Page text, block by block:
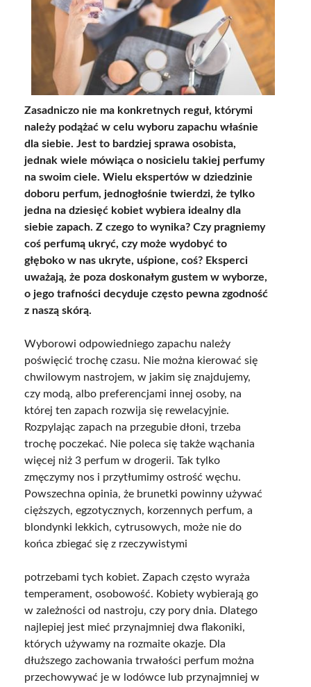
Zasadniczo nie ma konkretnych reguł, którymi
należy podążać w celu wyboru zapachu właśnie
dla siebie. Jest to bardziej sprawa osobista,
jednak wiele mówiąca o nosicielu takiej perfumy
na swoim ciele. Wielu ekspertów w dziedzinie
doboru perfum, jednogłośnie twierdzi, że tylko
jedna na dziesięć kobiet wybiera idealny dla
siebie zapach. Z czego to wynika? Czy pragniemy
coś perfumą ukryć, czy może wydobyć to
głęboko w nas ukryte, uśpione, coś? Eksperci
uważają, że poza doskonałym gustem w wyborze,
o jego trafności decyduje często pewna zgodność
z naszą skórą.
Wyborowi odpowiedniego zapachu należy
poświęcić trochę czasu. Nie można kierować się
chwilowym nastrojem, w jakim się znajdujemy,
czy modą, albo preferencjami innej osoby, na
której ten zapach rozwija się rewelacyjnie.
Rozpylając zapach na przegubie dłoni, trzeba
trochę poczekać. Nie poleca się także wąchania
więcej niż 3 perfum w drogerii. Tak tylko
zmęczymy nos i przytłumimy ostrość węchu.
Powszechna opinia, że brunetki powinny używać
cięższych, egzotycznych, korzennych perfum, a
blondynki lekkich, cytrusowych, może nie do
końca zbiegać się z rzeczywistymi
potrzebami tych kobiet. Zapach często wyraża
temperament, osobowość. Kobiety wybierają go
w zależności od nastroju, czy pory dnia. Dlatego
najlepiej jest mieć przynajmniej dwa flakoniki,
których używamy na rozmaite okazje. Dla
dłuższego zachowania trwałości perfum można
przechowywać je w lodówce lub przynajmniej w